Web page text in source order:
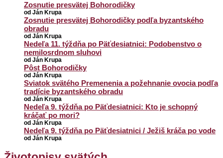
Zosnutie presvätej Bohorodičky
od Ján Krupa
Zosnutie presvätej Bohorodičky podľa byzantského
obradu
od Ján Krupa
Nedeľa 11. týždňa po Päťdesiatnici: Podobenstvo o
nemilosrdnom sluhovi
od Ján Krupa
Pôst Bohorodičky
od Ján Krupa
Sviatok svätého Premenenia a požehnanie ovocia podľa
tradície byzantského obradu
od Ján Krupa
Nedeľa 9. týždňa po Päťdesiatnici: Kto je schopný
kráčať po mori?
od Ján Krupa
Nedeľa 9. týždňa po Päťdesiatnici / Ježiš kráča po vode
od Ján Krupa